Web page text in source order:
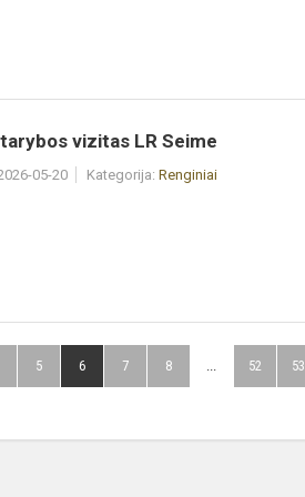
vizitas LR Seime
05-20 Kategorija: Renginiai
5 6 7 8 ... 52 53